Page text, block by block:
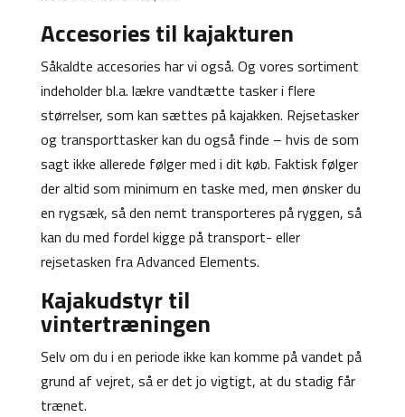
Accesories til kajakturen
Såkaldte accesories har vi også. Og vores sortiment
indeholder bl.a. lækre vandtætte tasker i flere
størrelser, som kan sættes på kajakken. Rejsetasker
og transporttasker kan du også finde – hvis de som
sagt ikke allerede følger med i dit køb. Faktisk følger
der altid som minimum en taske med, men ønsker du
en rygsæk, så den nemt transporteres på ryggen, så
kan du med fordel kigge på transport- eller
rejsetasken fra Advanced Elements.
Kajakudstyr til
vintertræningen
Selv om du i en periode ikke kan komme på vandet på
grund af vejret, så er det jo vigtigt, at du stadig får
trænet.